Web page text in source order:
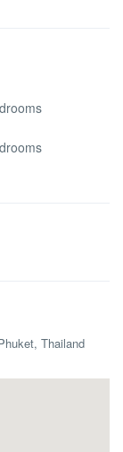
Thailand